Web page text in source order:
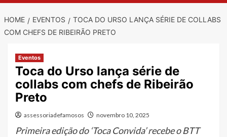
HOME EVENTOS
TOCA DO URSO LANÇA SÉRIE DE COLLABS
COM CHEFS DE RIBEIRÃO PRETO
Eventos
Toca do Urso lança série de
collabs com chefs de Ribeirão
Preto
assessoriadefamosos novembro 10, 2025
Primeira edição do ‘Toca Convida’ recebe o BTT